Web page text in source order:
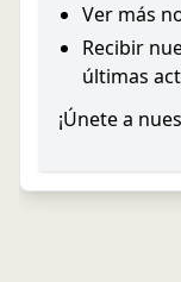
Ver más
Recibir
últimas
¡Únete a